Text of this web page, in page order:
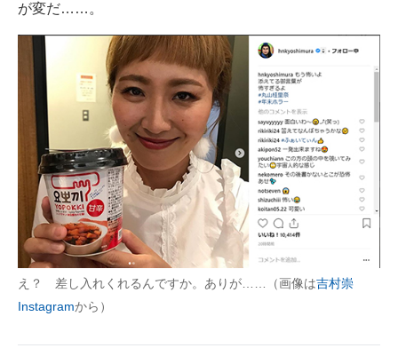
好きが集まる 比べて選べる
ビジネスと働き方のヒント
AI活用のいまが分かる
企業ITのトレンドを詳説
経営リーダーのコミュニティ
マーケ×ITの今がよく分かる
ITエンジニア向け専門サイト
が変だ……。
え？ 差し入れくれるんですか。ありが……（画像は吉村崇
Instagramから）